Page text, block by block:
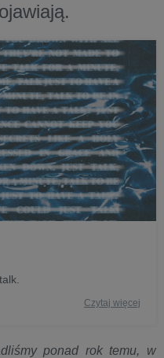
Czytaj więcej
ponad rok temu, w